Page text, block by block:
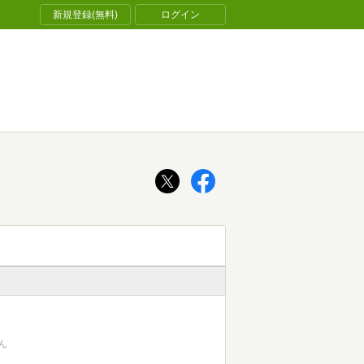
新規登録(無料) ログイン